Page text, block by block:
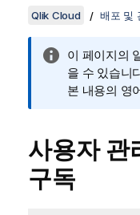
Qlik Cloud 배포 및
이 페이지의
을 수 있습니
본 내용의 영
사용자 관
구독